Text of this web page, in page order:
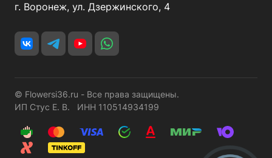
г. Воронеж, ул. Дзержинского, 4
© Flowersi36.ru - Все права защищены.
ИП Стус Е. В. ИНН 110514934199